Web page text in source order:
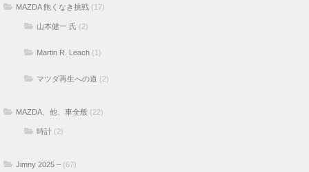
MAZDA 飽くなき挑戦 (17)
山本健一 氏 (2)
Martin R. Leach (1)
マツダ再生への道 (2)
MAZDA、他、車全般 (22)
時計 (2)
Jimny 2025 – (67)